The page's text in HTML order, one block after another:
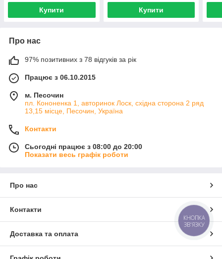
Купити Купити
Про нас
97% позитивних з 78 відгуків за рік
Працює з 06.10.2015
м. Песочин
пл. Кононенка 1, авторинок Лоск, східна сторона 2 ряд
13,15 місце, Песочин, Україна
Контакти
Сьогодні працює з 08:00 до 20:00
Показати весь графік роботи
Про нас
Контакти
Доставка та оплата
КНОПКА
ЗВ'ЯЗКУ